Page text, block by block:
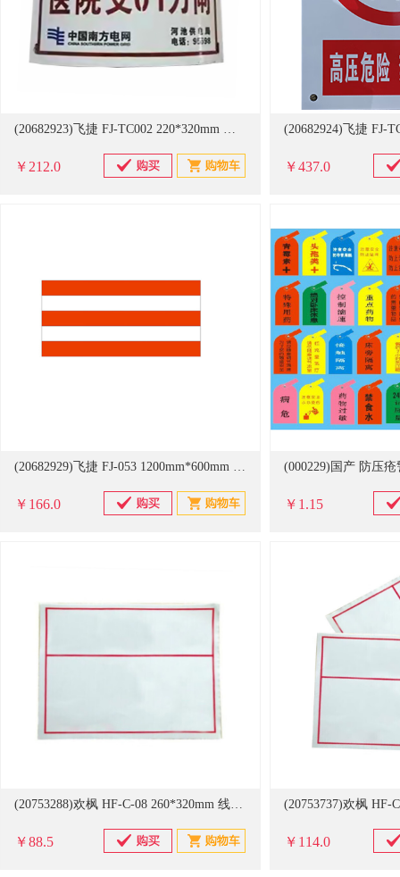
(20682923)飞捷 FJ-TC002 220*320mm 搪瓷展板(单位：块)
￥212.0 ￥437.0
(20682929)飞捷 FJ-053 1200mm*600mm 户外特种标贴(单位：张)
￥166.0 ￥1.15
(20753288)欢枫 HF-C-08 260*320mm 线路杆号牌 户外标贴(单位：块)
￥88.5 ￥114.0